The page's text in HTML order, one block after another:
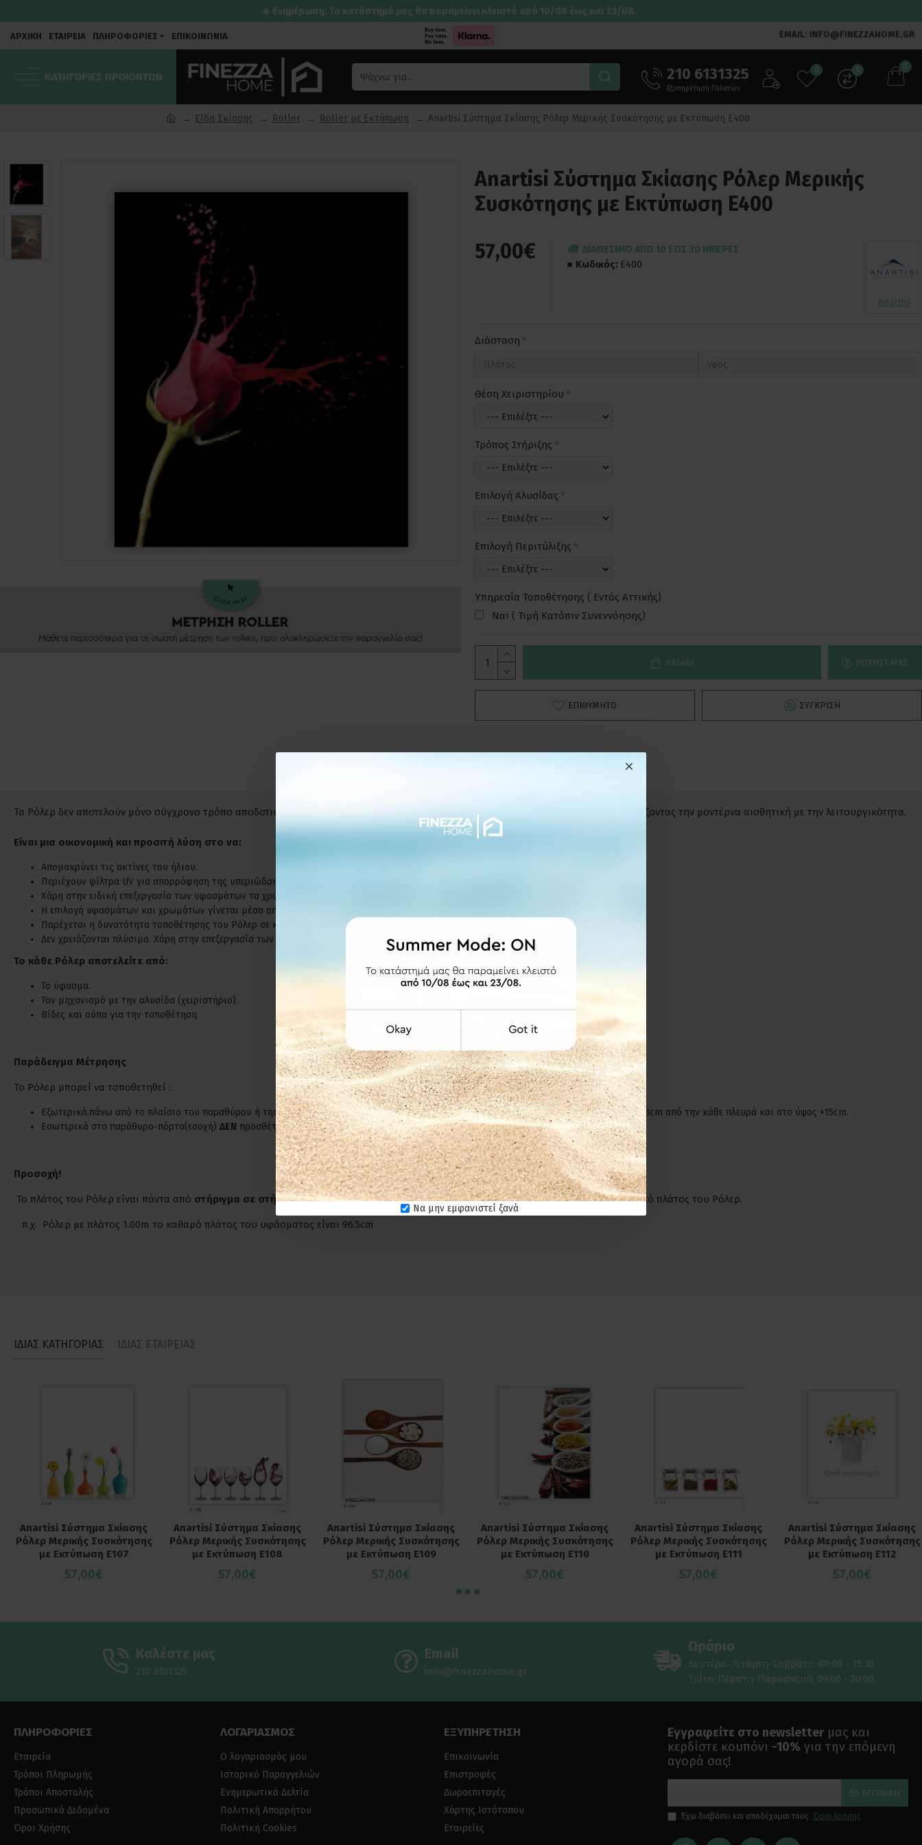
Να μην εμφανιστεί ξανά
☀️ Ενημέρωση: Το κατάστημά μας θα παραμείνει κλειστό από 10/08 έως και 23/08.
ΑΡΧΙΚΗ ΕΤΑΙΡΕΙΑ ΠΛΗΡΟΦΟΡΙΕΣ ΕΠΙΚΟΙΝΩΝΙΑ EMAIL: INFO@FINEZZAHOME.GR
ΚΑΤΗΓΟΡΙΕΣ ΠΡΟΙΟΝΤΩΝ 210 6131325
Εξυπηρέτηση Πελατών
0 0 0
Είδη Σκίασης Roller Roller με Εκτύπωση Anartisi Σύστημα Σκίασης Ρόλερ Μερικής Συσκότησης με Εκτύπωση E400
Anartisi Σύστημα Σκίασης Ρόλερ Μερικής
Συσκότησης με Εκτύπωση E400
57,00€
ΔΙΑΘΈΣΙΜΟ ΑΠΌ 10 ΈΩΣ 30 ΗΜΈΡΕΣ
Κωδικός: E400
Anartisi
Διάσταση
Θέση Χειριστηρίου
Τρόπος Στήριξης
Επιλογή Αλυσίδας
Επιλογή Περιτύλιξης
Υπηρεσία Τοποθέτησης ( Εντός Αττικής)
Ναι ( Τιμή Κατόπιν Συνεννόησης)
ΚΑΛΆΘΙ ΡΏΤΗΣΕ ΜΑΣ
ΕΠΙΘΥΜΗΤΌ ΣΎΓΚΡΙΣΗ
Τα Ρόλερ δεν αποτελούν μόνο σύγχρονο τρόπο αποδοτικής σκίασης αλλά ολοκληρώνουν την διακόσμηση του εκάστοτε χώρου, συνδυάζοντας την μοντέρνα αισθητική με την λειτουργικότητα.
Είναι μια οικονομική και προσιτή λύση στο να:
Απομακρύνει τις ακτίνες του ήλιου.
Περιέχουν φίλτρα UV για απορρόφηση της υπεριώδους ακτινοβολίας.
Χάρη στην ειδική επεξεργασία των υφασμάτων τα χρώματά τους δεν ξεθωριάζουν, έχοντας έτσι μεγάλη αντοχή στο χρόνο.
Η επιλογή υφασμάτων και χρωμάτων γίνεται μέσα από μια τεράστια ποικιλία προκειμένου βρείτε το ιδανικό για τον χώρο σας.
Παρέχεται η δυνατότητα τοποθέτησης του Ρόλερ σε κασετίνα, για μέγιστο αισθητικό αποτέλεσμα ή ελεύθερο στον τοίχο.
Δεν χρειάζονται πλύσιμο. Χάρη στην επεξεργασία των υφασμάτων δεν πλένονται αλλά καθαρίζονται με ένα ελαφρά νωπό σφουγγάρι.
Το κάθε Ρόλερ αποτελείτε από:
Το ύφασμα.
Τον μηχανισμό με την αλυσίδα (χειριστήριο).
Βίδες και ούπα για την τοποθέτηση.
Παράδειγμα Μέτρησης
Το Ρόλερ μπορεί να τοποθετηθεί :
Εξωτερικά,πάνω από το πλαίσιο του παραθύρου ή της πόρτας που για μέγιστο αισθητικό αποτέλεσμα προσθέτουμε στο καθαρό πλάτος +8cm από την κάθε πλευρά και στο ύψος +15cm.
Εσωτερικά στο παράθυρο-πόρτα(εσοχή) ΔΕΝ προσθέτουμε επιπλέον πόντους ούτε στο πλάτος, ούτε στο ύψος.
Προσοχή!
Το πλάτος του Ρόλερ είναι πάντα από στήριγμα σε στήριγμα, όμως το πλάτος του υφάσματος είναι κατά 3,5cm μικρότερο από το ολικό πλάτος του Ρόλερ.
π.χ. Ρόλερ με πλάτος 1.00m το καθαρό πλάτος του υφάσματος είναι 96.5cm
ΙΔΙΑΣ ΚΑΤΗΓΟΡΙΑΣ ΙΔΙΑΣ ΕΤΑΙΡΕΙΑΣ
Anartisi Σύστημα Σκίασης
Ρόλερ Μερικής Συσκότησης
με Εκτύπωση E107
57,00€
Anartisi Σύστημα Σκίασης
Ρόλερ Μερικής Συσκότησης
με Εκτύπωση E108
57,00€
Anartisi Σύστημα Σκίασης
Ρόλερ Μερικής Συσκότησης
με Εκτύπωση E109
57,00€
Anartisi Σύστημα Σκίασης
Ρόλερ Μερικής Συσκότησης
με Εκτύπωση E110
57,00€
Anartisi Σύστημα Σκίασης
Ρόλερ Μερικής Συσκότησης
με Εκτύπωση E111
57,00€
Anartisi Σύστημα Σκίασης
Ρόλερ Μερικής Συσκότησης
με Εκτύπωση E112
57,00€
Καλέστε μας
210 6131325
Email
info@finezzahome.gr
Ωράριο
Δευτέρα-Τετάρτη-Σαββάτο: 09:00 - 15:30
Τρίτη-Πέμπτη-Παρασκευή: 09:00 - 20:00
ΠΛΗΡΟΦΟΡΙΕΣ
Εταιρεία
Τρόποι Πληρωμής
Τρόποι Αποστολής
Προσωπικά Δεδομένα
Όροι Χρήσης
ΛΟΓΑΡΙΑΣΜΟΣ
Ο λογαριασμός μου
Ιστορικό Παραγγελιών
Ενημερωτικά Δελτία
Πολιτική Απορρήτου
Πολιτική Cookies
ΕΞΥΠΗΡΕΤΗΣΗ
Επικοινωνία
Επιστροφές
Δωροεπιταγές
Χάρτης Ιστότοπου
Εταιρείες
Εγγραφείτε στο newsletterμας και
κερδίστε κουπόνι -10% για την επόμενη
αγορά σας!
ΕΓΓΡΑΦΉ
Έχω διαβάσει και αποδέχομαι τους Όροι Χρήσης